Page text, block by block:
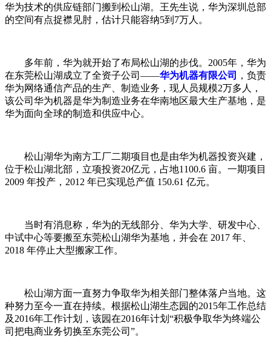
华为技术的供应链部门搬到松山湖。王先生说，华为深圳总部
的空间有点捉襟见肘，估计只能容纳5到7万人。
多年前，华为就开始了布局松山湖的步伐。2005年，华为
在东莞松山湖成立了全资子公司——华为机器有限公司
，负责
华为网络通信产品的生产、制造业务，现人员规模2万多人，
该公司华为机器是华为制造业务在华南地区最大生产基地，是
华为面向全球的制造和供应中心。
松山湖华为南方工厂二期项目也是由华为机器投资兴建，
位于松山湖北部，立项投资20亿元，占地1100.6 亩。一期项目
2009 年投产，2012 年已实现总产值 150.61 亿元。
当时有消息称，华为的无线部分、华为大学、研发中心、
中试中心等要搬至东莞松山湖华为基地，并会在 2017 年、
2018 年停止大型搬家工作。
松山湖方面一直努力争取华为相关部门整体落户当地。这
种努力至今一直在持续。根据松山湖生态园的2015年工作总结
及2016年工作计划，该园在2016年计划“积极争取华为终端公
司把电商业务切换至东莞公司”。